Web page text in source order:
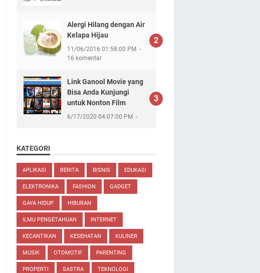
Alergi Hilang dengan Air
Kelapa Hijau
11/06/2016 01:58:00 PM
16 komentar
Link Ganool Movie yang
Bisa Anda Kunjungi
untuk Nonton Film
6/17/2020 04:07:00 PM
KATEGORI
APLIKASI BERITA BISNIS EDUKASI
ELEKTRONIKA FASHION GADGET
GAYA HIDUP HIBURAN
ILMU PENGETAHUAN INTERNET
KECANTIKAN KESEHATAN KULINER
MUSIK OTOMOTIF PARENTING
PROPERTI SASTRA TEKNOLOGI